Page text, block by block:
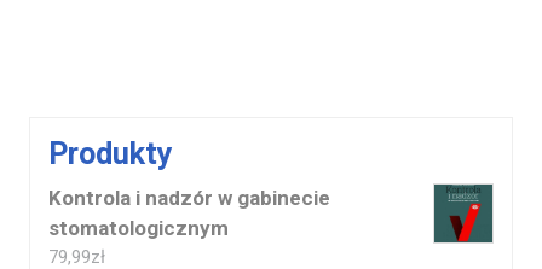
Produkty
Kontrola i nadzór w gabinecie
stomatologicznym
79,99zł